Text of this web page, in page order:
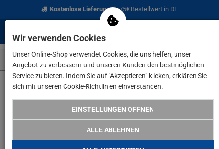
Kostenlose Lieferungab 75€ Bestellwert in DE
Unser Produktsortiment der
Wir verwenden Cookies
Unser Online-Shop verwendet Cookies, die uns helfen, unser
Angebot zu verbessern und unseren Kunden den bestmöglichen
Service zu bieten. Indem Sie auf "Akzeptieren" klicken, erklären Sie
sich mit unseren Cookie-Richtlinien einverstanden.
EINSTELLUNGEN ÖFFNEN
ALLE ABLEHNEN